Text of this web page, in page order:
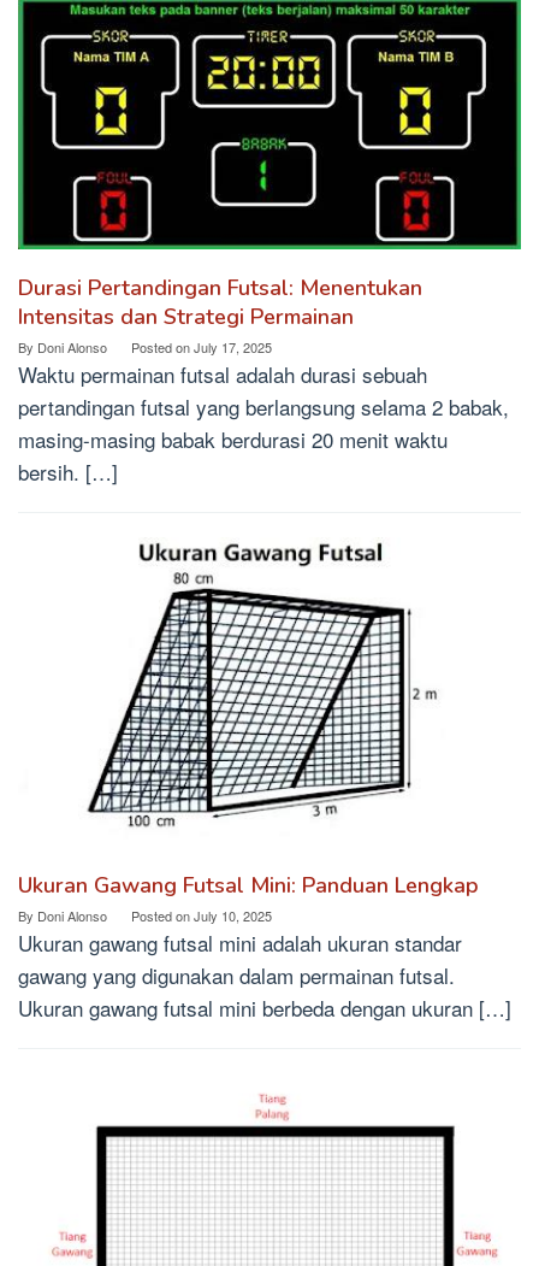
Durasi Pertandingan Futsal: Menentukan
Intensitas dan Strategi Permainan
By Doni Alonso Posted onJuly 17, 2025
Waktu permainan futsal adalah durasi sebuah
pertandingan futsal yang berlangsung selama 2 babak,
masing-masing babak berdurasi 20 menit waktu
bersih. […]
Ukuran Gawang Futsal Mini: Panduan Lengkap
By Doni Alonso Posted onJuly 10, 2025
Ukuran gawang futsal mini adalah ukuran standar
gawang yang digunakan dalam permainan futsal.
Ukuran gawang futsal mini berbeda dengan ukuran […]